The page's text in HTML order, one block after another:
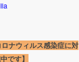
ロナウィルス感染症に対
です】